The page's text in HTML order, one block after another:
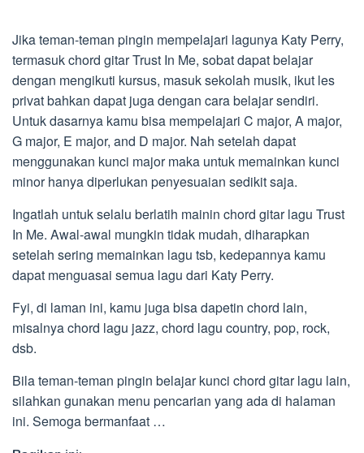
Jika teman-teman pingin mempelajari lagunya Katy Perry,
termasuk chord gitar Trust In Me, sobat dapat belajar
dengan mengikuti kursus, masuk sekolah musik, ikut les
privat bahkan dapat juga dengan cara belajar sendiri.
Untuk dasarnya kamu bisa mempelajari C major, A major,
G major, E major, and D major. Nah setelah dapat
menggunakan kunci major maka untuk memainkan kunci
minor hanya diperlukan penyesuaian sedikit saja.
Ingatlah untuk selalu berlatih mainin chord gitar lagu Trust
In Me. Awal-awal mungkin tidak mudah, diharapkan
setelah sering memainkan lagu tsb, kedepannya kamu
dapat menguasai semua lagu dari Katy Perry.
Fyi, di laman ini, kamu juga bisa dapetin chord lain,
misalnya chord lagu jazz, chord lagu country, pop, rock,
dsb.
Bila teman-teman pingin belajar kunci chord gitar lagu lain,
silahkan gunakan menu pencarian yang ada di halaman
ini. Semoga bermanfaat …